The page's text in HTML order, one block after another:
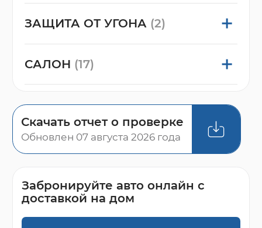
ЗАЩИТА ОТ УГОНА (2)
САЛОН (17)
Скачать отчет о проверке
Обновлен 07 августа 2026 года
Забронируйте авто онлайн с
доставкой на дом